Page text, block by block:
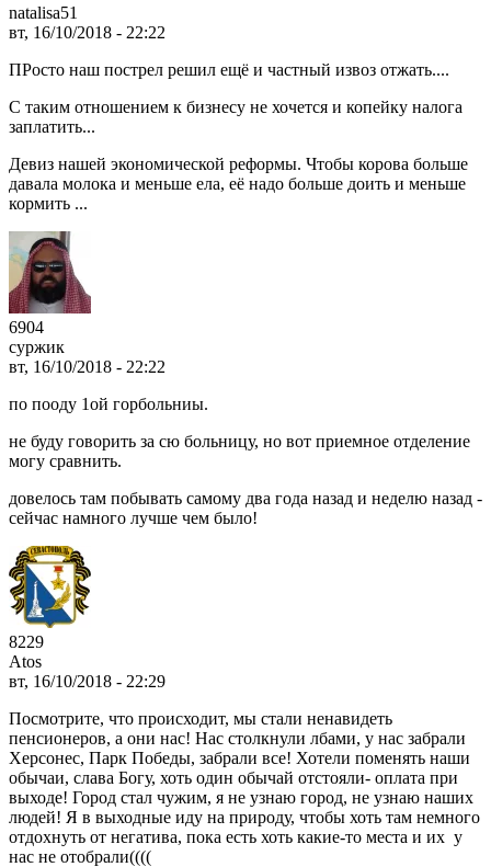
natalisa51
вт, 16/10/2018 - 22:22
ПРосто наш пострел решил ещё и частный извоз отжать....
С таким отношением к бизнесу не хочется и копейку налога
заплатить...
Девиз нашей экономической реформы. Чтобы корова больше
давала молока и меньше ела, её надо больше доить и меньше
кормить ...
6904
суржик
вт, 16/10/2018 - 22:22
по пооду 1ой горбольниы.
не буду говорить за сю больницу, но вот приемное отделение
могу сравнить.
довелось там побывать самому два года назад и неделю назад -
сейчас намного лучше чем было!
8229
Atos
вт, 16/10/2018 - 22:29
Посмотрите, что происходит, мы стали ненавидеть
пенсионеров, а они нас! Нас столкнули лбами, у нас забрали
Херсонес, Парк Победы, забрали все! Хотели поменять наши
обычаи, слава Богу, хоть один обычай отстояли- оплата при
выходе! Город стал чужим, я не узнаю город, не узнаю наших
людей! Я в выходные иду на природу, чтобы хоть там немного
отдохнуть от негатива, пока есть хоть какие-то места и их у
нас не отобрали((((